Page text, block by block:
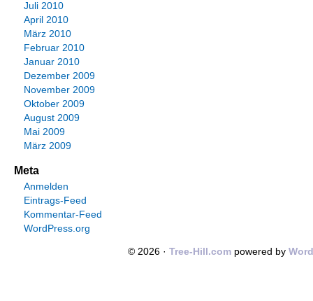
Juli 2010
April 2010
März 2010
Februar 2010
Januar 2010
Dezember 2009
November 2009
Oktober 2009
August 2009
Mai 2009
März 2009
Meta
Anmelden
Eintrags-Feed
Kommentar-Feed
WordPress.org
© 2026 · Tree-Hill.compowered by